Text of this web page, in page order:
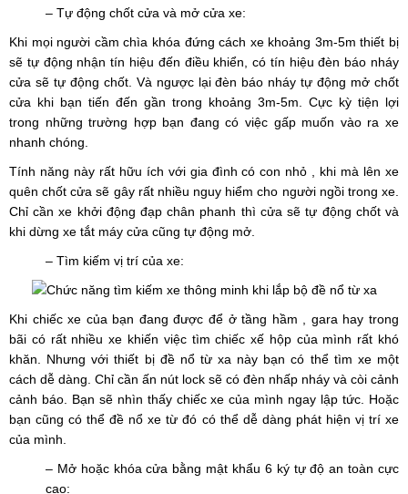
– Tự động chốt cửa và mở cửa xe:
Khi mọi người cầm chìa khóa đứng cách xe khoảng 3m-5m thiết bị
sẽ tự động nhận tín hiệu đến điều khiển, có tín hiệu đèn báo nháy
cửa sẽ tự động chốt. Và ngược lại đèn báo nháy tự động mở chốt
cửa khi bạn tiến đến gần trong khoảng 3m-5m. Cực kỳ tiện lợi
trong những trường hợp bạn đang có việc gấp muốn vào ra xe
nhanh chóng.
Tính năng này rất hữu ích với gia đình có con nhỏ , khi mà lên xe
quên chốt cửa sẽ gây rất nhiều nguy hiểm cho người ngồi trong xe.
Chỉ cần xe khởi động đạp chân phanh thì cửa sẽ tự động chốt và
khi dừng xe tắt máy cửa cũng tự động mở.
– Tìm kiếm vị trí của xe:
Khi chiếc xe của bạn đang được để ở tầng hầm , gara hay trong
bãi có rất nhiều xe khiến việc tìm chiếc xế hộp của mình rất khó
khăn. Nhưng với thiết bị đề nổ từ xa này bạn có thể tìm xe một
cách dễ dàng. Chỉ cần ấn nút lock sẽ có đèn nhấp nháy và còi cảnh
cảnh báo. Bạn sẽ nhìn thấy chiếc xe của mình ngay lập tức. Hoặc
bạn cũng có thể đề nổ xe từ đó có thể dễ dàng phát hiện vị trí xe
của mình.
– Mở hoặc khóa cửa bằng mật khẩu 6 ký tự độ an toàn cực
cao: